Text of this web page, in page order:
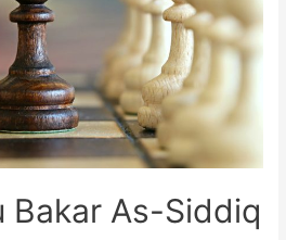
Bakar As-Siddiq